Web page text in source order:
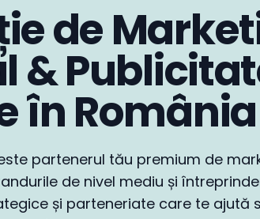
de
&
în România
partenerul tău premium de
de nivel mediu și
și parteneriate care te ajută